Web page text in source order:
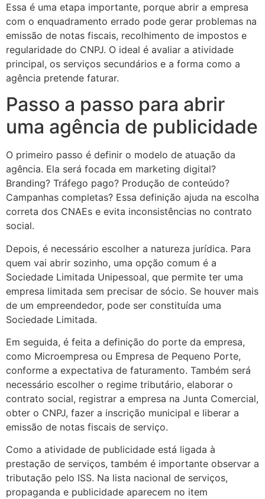
Essa é uma etapa importante, porque abrir a empresa
com o enquadramento errado pode gerar problemas na
emissão de notas fiscais, recolhimento de impostos e
regularidade do CNPJ. O ideal é avaliar a atividade
principal, os serviços secundários e a forma como a
agência pretende faturar.
Passo a passo para abrir
uma agência de publicidade
O primeiro passo é definir o modelo de atuação da
agência. Ela será focada em marketing digital?
Branding? Tráfego pago? Produção de conteúdo?
Campanhas completas? Essa definição ajuda na escolha
correta dos CNAEs e evita inconsistências no contrato
social.
Depois, é necessário escolher a natureza jurídica. Para
quem vai abrir sozinho, uma opção comum é a
Sociedade Limitada Unipessoal, que permite ter uma
empresa limitada sem precisar de sócio. Se houver mais
de um empreendedor, pode ser constituída uma
Sociedade Limitada.
Em seguida, é feita a definição do porte da empresa,
como Microempresa ou Empresa de Pequeno Porte,
conforme a expectativa de faturamento. Também será
necessário escolher o regime tributário, elaborar o
contrato social, registrar a empresa na Junta Comercial,
obter o CNPJ, fazer a inscrição municipal e liberar a
emissão de notas fiscais de serviço.
Como a atividade de publicidade está ligada à
prestação de serviços, também é importante observar a
tributação pelo ISS. Na lista nacional de serviços,
propaganda e publicidade aparecem no item